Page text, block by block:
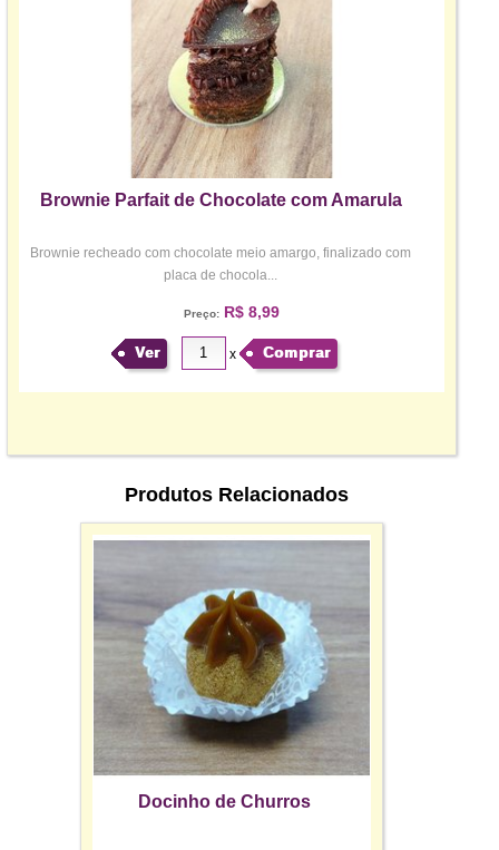
Brownie Parfait de Chocolate com Amarula
Brownie recheado com chocolate meio amargo, finalizado com
placa de chocola...
Preço:R$ 8,99
Ver x Comprar
Produtos Relacionados
Docinho de Churros